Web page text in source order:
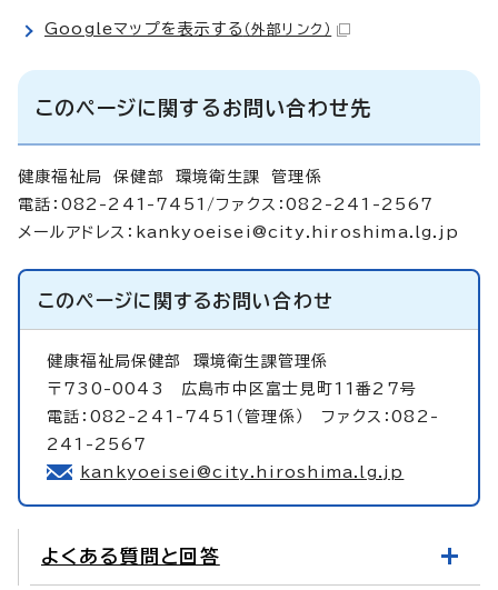
Googleマップを表示する （外部リンク）
このページに関するお問い合わせ先
健康福祉局 保健部 環境衛生課 管理係
電話：082-241-7451/ファクス：082-241-2567
メールアドレス： kankyoeisei@city.hiroshima.lg.jp
このページに関するお問い合わせ
健康福祉局保健部 環境衛生課管理係
〒730-0043 広島市中区富士見町11番27号
電話：082-241-7451（管理係） ファクス：082-
241-2567
kankyoeisei@city.hiroshima.lg.jp
よくある質問と回答